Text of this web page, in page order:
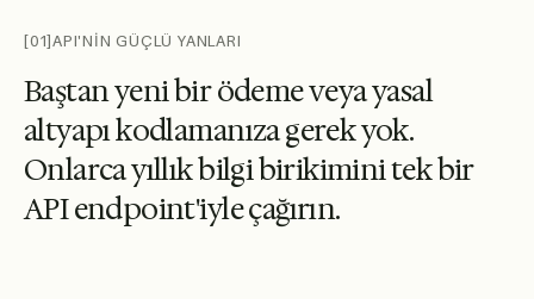
[01]API'NİN GÜÇLÜ YANLARI
Baştanyenibirödemeveyayasal
altyapıkodlamanızagerekyok.
Onlarcayıllıkbilgibirikiminitekbir
APIendpoint'iyleçağırın.